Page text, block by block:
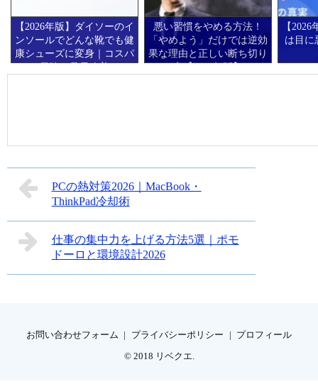
【2026年版】ダイソーのイ
ンソールでどんな靴でも健
康シューズに変身｜コスパ
最強の足元改善
悪い習慣をやめる方法！
「やめよう」だけでは逆効
果な理由と正しい断ち切り
方【2026年版】
【
は目に
PCの熱対策2026｜MacBook・
ThinkPad冷却術
仕事の集中力を上げる方法5選｜ポモ
ドーロと環境設計2026
お問い合わせフォーム プライバシーポリシー プロフィール
© 2018 リベクエ.